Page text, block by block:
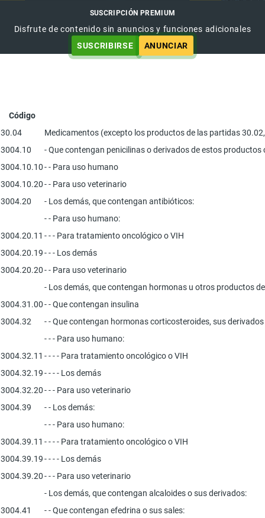
SUSCRIPCIÓN PREMIUM
Disfrute de contenido sin anuncios y funciones adicionales
SUSCRIBIRSE
ANUNCIAR
Código
30.04
Medicamentos (excepto los productos de las partidas
3004.10
- Que contengan penicilinas o derivados de estos
3004.10.10- - Para uso humano
3004.10.20- - Para uso veterinario
3004.20
- Los demás, que contengan antibióticos:
- - Para uso humano:
3004.20.11 - - - Para tratamiento oncológico o VIH
3004.20.19- - - Los demás
3004.20.20- - Para uso veterinario
- Los demás, que contengan hormonas u otros productos
3004.31.00- - Que contengan insulina
3004.32
- - Que contengan hormonas corticosteroides, sus
- - - Para uso humano:
3004.32.11 - - - - Para tratamiento oncológico o VIH
3004.32.19- - - - Los demás
3004.32.20- - - Para uso veterinario
3004.39
- - Los demás:
- - - Para uso humano:
3004.39.11 - - - - Para tratamiento oncológico o VIH
3004.39.19- - - - Los demás
3004.39.20- - - Para uso veterinario
- Los demás, que contengan alcaloides o sus derivados:
3004.41
- - Que contengan efedrina o sus sales: